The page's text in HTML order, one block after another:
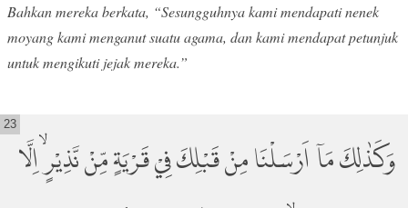
Bahkan mereka berkata, “Sesungguhnya kami mendapati nenek
moyang kami menganut suatu agama, dan kami mendapat petunjuk
untuk mengikuti jejak mereka.”
وَكَذٰلِكَ مَآ اَرْسَلْنَا مِنْ قَبْلِكَ فِيْ قَرْيَةٍ مِّنْ نَّذِيْرٍۙ اِلَّا
23